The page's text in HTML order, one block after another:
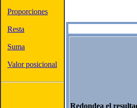
Proporciones
Resta
Suma
Valor posicional
Redondea el